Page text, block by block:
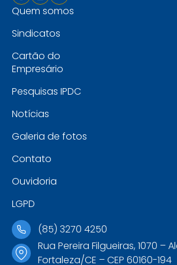
Quem somos
Sindicatos
Cartão do
Empresário
Pesquisas IPDC
Notícias
Galeria de fotos
Contato
Ouvidoria
LGPD
(85) 3270 4250
Rua Pereira Filgueiras, 1070 –
Fortaleza/CE – CEP 60160-194